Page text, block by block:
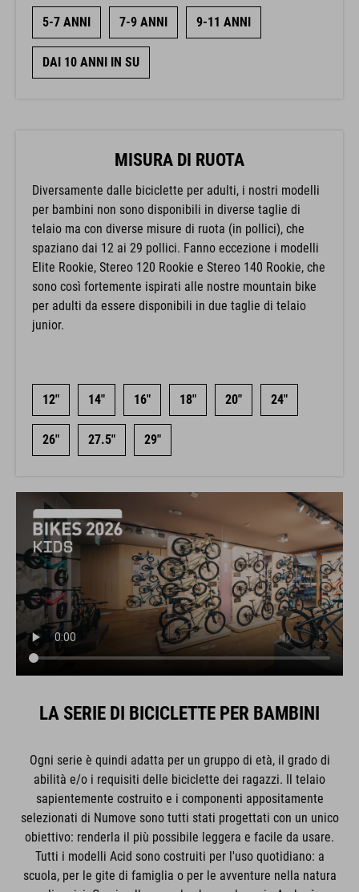
5-7 ANNI 7-9 ANNI 9-11 ANNI
DAI 10 ANNI IN SU
MISURA DI RUOTA
Diversamente dalle biciclette per adulti, i nostri modelli
per bambini non sono disponibili in diverse taglie di
telaio ma con diverse misure di ruota (in pollici), che
spaziano dai 12 ai 29 pollici. Fanno eccezione i modelli
Elite Rookie, Stereo 120 Rookie e Stereo 140 Rookie, che
sono così fortemente ispirati alle nostre mountain bike
per adulti da essere disponibili in due taglie di telaio
junior.
12" 14" 16" 18" 20" 24"
26" 27.5" 29"
LA SERIE DI BICICLETTE PER BAMBINI
Ogni serie è quindi adatta per un gruppo di età, il grado di
abilità e/o i requisiti delle biciclette dei ragazzi. Il telaio
sapientemente costruito e i componenti appositamente
selezionati di Numove sono tutti stati progettati con un unico
obiettivo: renderla il più possibile leggera e facile da usare.
Tutti i modelli Acid sono costruiti per l'uso quotidiano: a
scuola, per le gite di famiglia o per le avventure nella natura